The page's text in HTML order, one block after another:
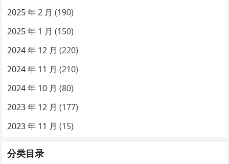
2025 年 2 月 (190)
2025 年 1 月 (150)
2024 年 12 月 (220)
2024 年 11 月 (210)
2024 年 10 月 (80)
2023 年 12 月 (177)
2023 年 11 月 (15)
分类目录